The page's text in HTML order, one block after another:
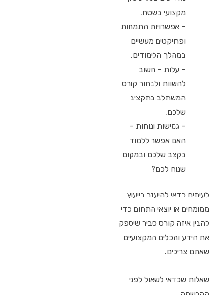
מקצועי בשטח.
– אפשרויות התמחות
ופרויקטים מעשיים
במהלך הלימודים.
– עלות – חשוב
להשוות ולבחור קורס
המשתלב בתקציב
שלכם.
– גמישות ונוחות –
האם אפשר ללמוד
בקצב שלכם ובמקום
שנוח לכם?
לעיתים כדאי להיעזר בייעוץ
ממומחים או יוצאי התחום כדי
להבין איזה קורס סביר שיספק
את הידע והכלים המקצועיים
שאתם צריכים.
שאלות שכדאי לשאול לפני